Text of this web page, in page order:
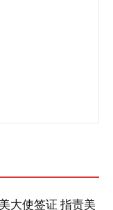
大使签证 指责美